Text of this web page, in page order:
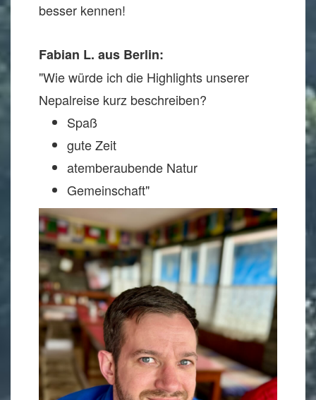
besser kennen!
Fabian L. aus Berlin:
"Wie würde ich die Highlights unserer
Nepalreise kurz beschreiben?
Spaß
⁠gute Zeit
⁠atemberaubende Natur
⁠Gemeinschaft"